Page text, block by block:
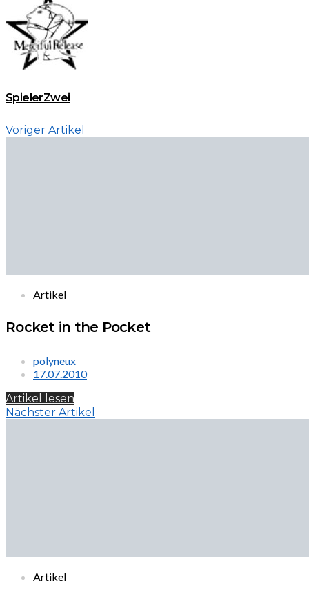
SpielerZwei
Voriger Artikel
Artikel
Rocket in the Pocket
polyneux
17.07.2010
Artikel lesen
Nächster Artikel
Artikel